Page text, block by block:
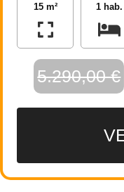
15 m² 1 hab.
5.290,00 €